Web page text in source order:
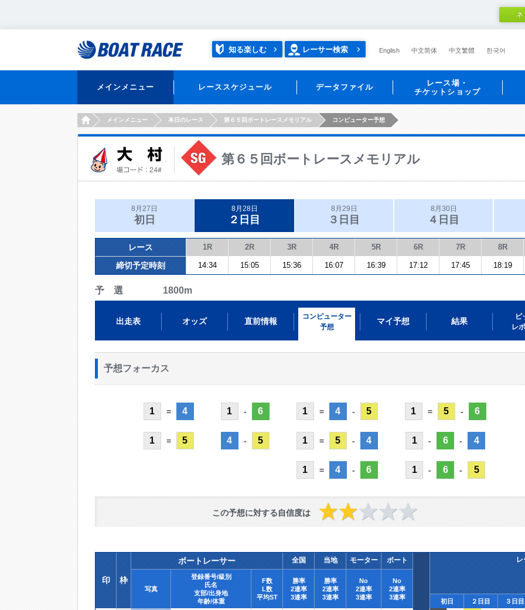
知る楽しむ レーサー検索 English 中文简体 中文繁體 한국어
メインメニュー レーススケジュール データファイル
レース場・
チケットショップ
HOMEメインメニュー 本日のレース 第６５回ボートレースメモリアル コンピューター予想
第６５回ボートレースメモリアル
8月27日
初日
8月28日
２日目
8月29日
３日目
8月30日
４日目
レース 1R 2R 3R 4R 5R 6R 7R 8R
締切予定時刻 14:34 15:05 15:36 16:07 16:39 17:12 17:45 18:19
予 選 1800m
出走表 オッズ 直前情報
コンピューター
予想
マイ予想 結果
ピ
レ
予想フォーカス
1 = 4
1 = 5
1 - 6
4 - 5
1 = 4 - 5
1 = 5 - 4
1 = 4 - 6
1 = 5 - 6
1 - 6 - 4
1 - 6 - 5
この予想に対する自信度は
印 枠
ボートレーサー 全国 当地 モーター ボート レ
写真
登録番号/級別
氏名
支部/出身地
年齢/体重
F数
L数
平均ST
勝率
2連率
3連率
勝率
2連率
3連率
No
2連率
3連率
No
2連率
3連率
初日 ２日目 ３日目